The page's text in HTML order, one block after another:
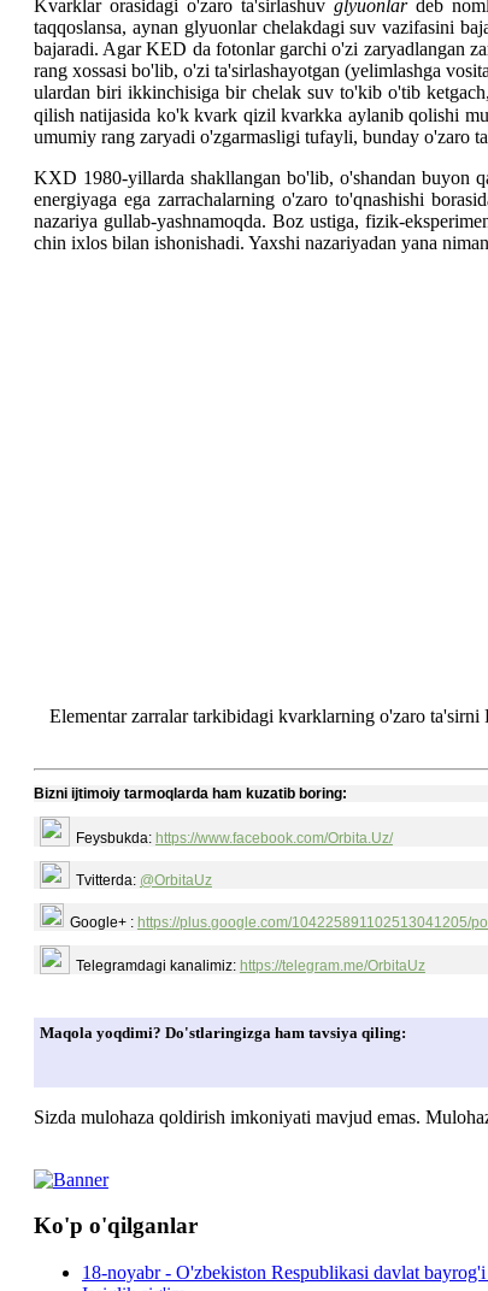
Kvarklar orasidagi o'zaro ta'sirlashuv glyuonlardeb
taqqoslansa, aynan glyuonlar chelakdagi suv vazifasini
bajaradi. Agar KED da fotonlar garchi o'zi zaryadlangan
rang xossasi bo'lib, o'zi ta'sirlashayotgan (yelimlashga
ulardan biri ikkinchisiga bir chelak suv to'kib o'tib
qilish natijasida ko'k kvark qizil kvarkka aylanib qolishi
umumiy rang zaryadi o'zgarmasligi tufayli, bunday
KXD 1980-yillarda shakllangan bo'lib, o'shandan buyon
energiyaga ega zarrachalarning o'zaro to'qnashishi
nazariya gullab-yashnamoqda. Boz ustiga, fizik-
chin ixlos bilan ishonishadi. Yaxshi nazariyadan yana
Elementar zarralar tarkibidagi kvarklarning o'zaro
Bizni ijtimoiy tarmoqlarda ham kuzatib boring:
Feysbukda: https://www.facebook.com/Orbita.Uz/
Tvitterda: @OrbitaUz
Google+ : https://plus.google.com/104225891102513041205/
Telegramdagi kanalimiz: https://telegram.me/OrbitaUz
Maqola yoqdimi? Do'stlaringizga ham tavsiya qiling:
Sizda mulohaza qoldirish imkoniyati mavjud emas.
Ko'p o'qilganlar
18-noyabr - O'zbekiston Respublikasi davlat